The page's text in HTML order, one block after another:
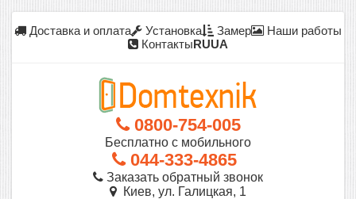
Доставка и оплата Установка Замер
Наши работы
КонтактыRUUA
0800-754-005
Бесплатно с мобильного
044-333-4865
Заказать обратный звонок
Киев, ул. Галицкая, 1